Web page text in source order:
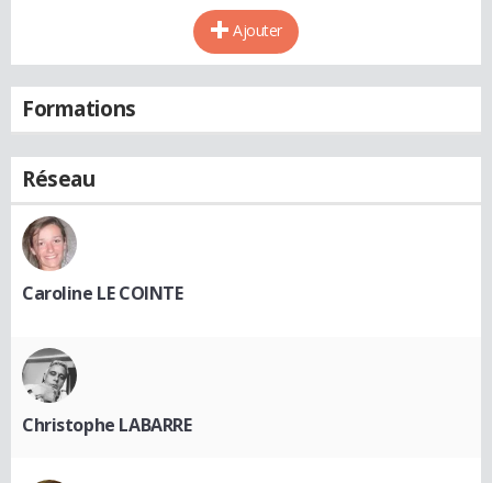
Ajouter
Formations
Réseau
Caroline LE COINTE
Christophe LABARRE